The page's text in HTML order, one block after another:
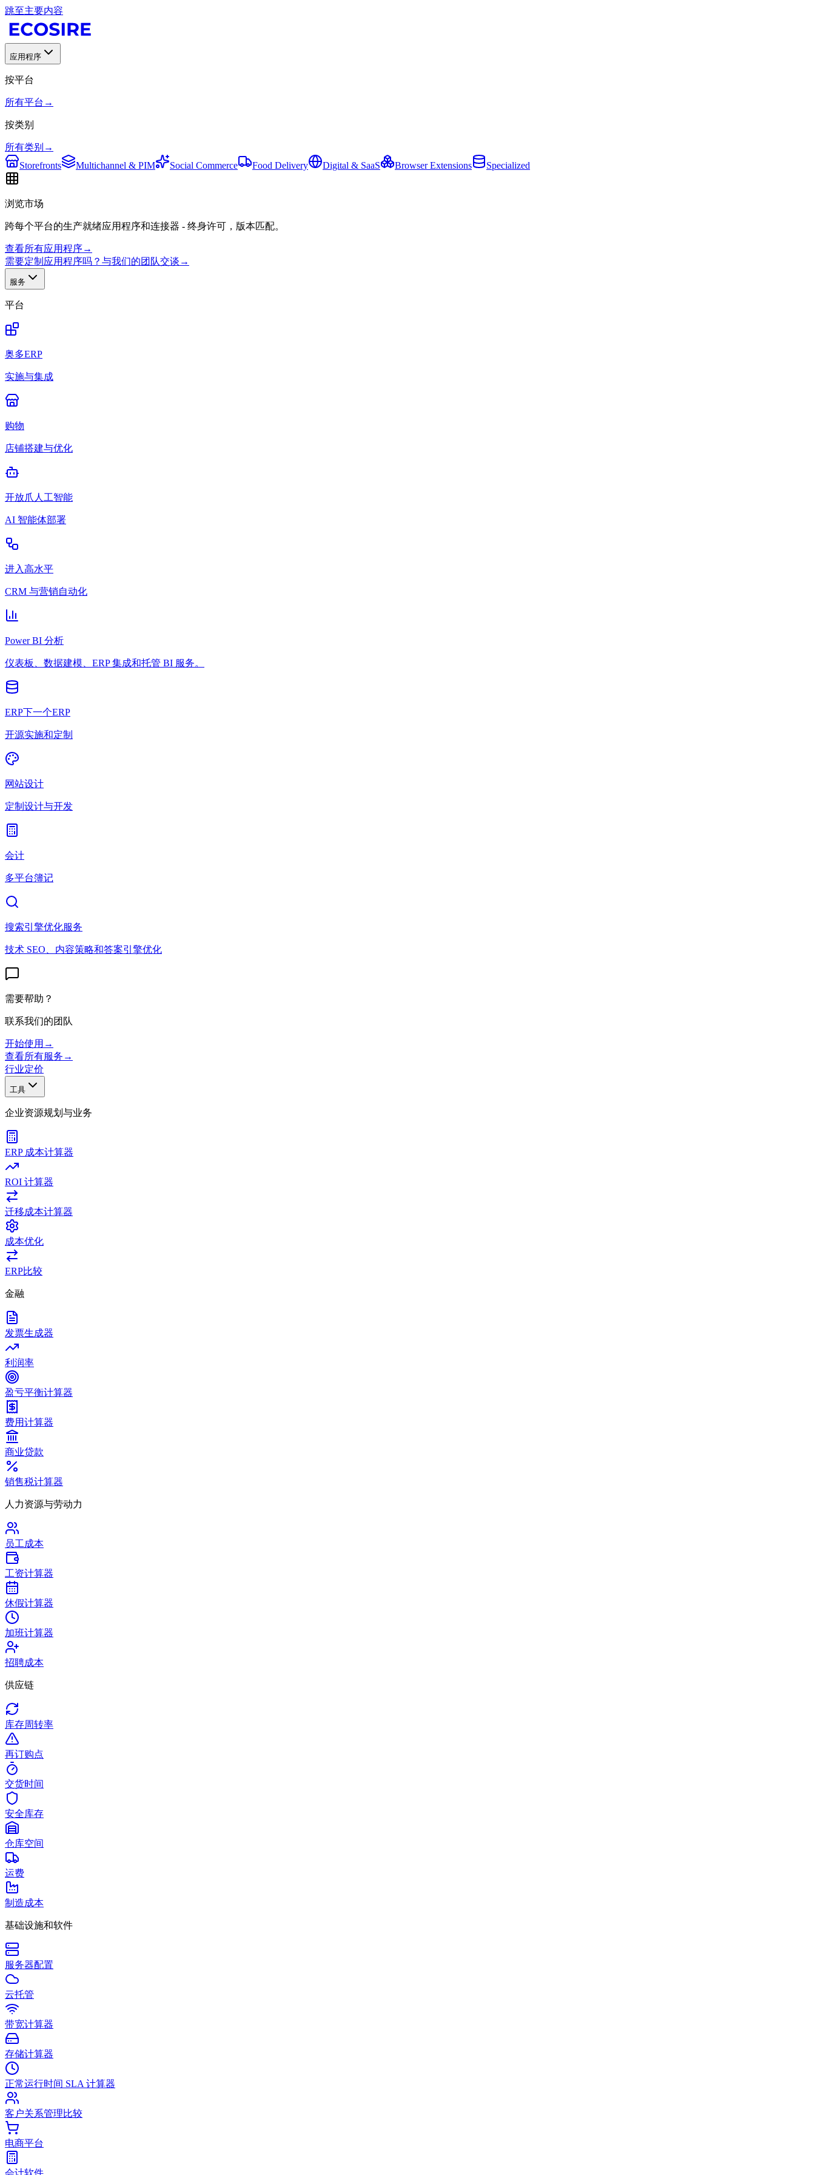
跳至主要内容
应用程序
按平台
所有平台 →
按类别
所有类别 →
Storefronts
Multichannel & PIM Social Commerce Food Delivery Digital & SaaS Browser Extensions Specialized
浏览市场
跨每个平台的生产就绪应用程序和连接器 - 终身许可，版本匹配。
查看所有应用程序→
需要定制应用程序吗？与我们的团队交谈 →
服务
平台
奥多ERP
实施与集成
购物
店铺搭建与优化
开放爪人工智能
AI 智能体部署
进入高水平
CRM 与营销自动化
Power BI 分析
仪表板、数据建模、ERP 集成和托管 BI 服务。
ERP下一个ERP
开源实施和定制
网站设计
定制设计与开发
会计
多平台簿记
搜索引擎优化服务
技术 SEO、内容策略和答案引擎优化
需要帮助？
联系我们的团队
开始使用 →
查看所有服务 →
行业定价
工具
企业资源规划与业务
ERP 成本计算器
ROI 计算器
迁移成本计算器
成本优化
ERP比较
金融
发票生成器
利润率
盈亏平衡计算器
费用计算器
商业贷款
销售税计算器
人力资源与劳动力
员工成本
工资计算器
休假计算器
加班计算器
招聘成本
供应链
库存周转率
再订购点
交货时间
安全库存
仓库空间
运费
制造成本
基础设施和软件
服务器配置
云托管
带宽计算器
存储计算器
正常运行时间 SLA 计算器
客户关系管理比较
电商平台
会计软件